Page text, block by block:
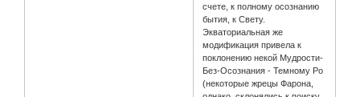
счете, к полному осознанию
бытия, к Свету.
Экваториальная же
модификация привела к
поклонению некой Мудрости-
Без-Осознания - Темному Ро
(некоторые жрецы Фарона,